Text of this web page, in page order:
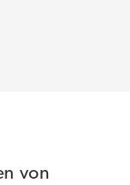
von